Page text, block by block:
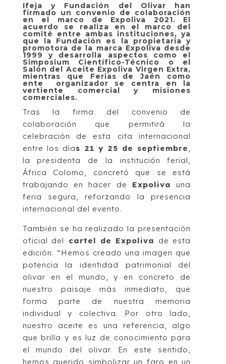
Ifeja y Fundación del Olivar han
firmado un convenio de colaboración
en el marco de Expoliva 2021. El
acuerdo se realiza en el marco del
comité entre ambas instituciones, ya
que la Fundación es la propietaria y
promotora de la marca Expoliva desde
1999 y desarrolla aspectos como el
Simposium Científico-Técnico o el
Salón del Aceite Expoliva Virgen Extra,
mientras que Ferias de Jaén como
ente organizador se centra en la
vertiente comercial y misiones
comerciales.
Tras la firma del convenio de
colaboración que permitirá la
celebración de esta cita internacional
entre los días 21 y 25 de septiembre
la presidenta de la institución ferial,
África Colomo, concretó que se está
trabajando en hacer de Expoliva
una
feria segura, reforzando la presencia
internacional del evento.
También se ha realizado la presentación
oficial del
cartel de Expoliva de esta
edición. “Hemos creado una imagen que
potencia la identidad patrimonial del
olivar en el mundo, y en concreto de
nuestro paisaje más inmediato, que
forma parte de nuestra memoria
individual y colectiva. Por otro lado,
nuestro aceite es una referencia, algo
que brilla y es luz de conocimiento para
el mundo del olivar. En este sentido,
hemos querido simbolizar un faro en un